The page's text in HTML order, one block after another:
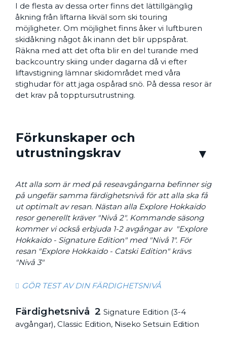
I de flesta av dessa orter finns det lättillgänglig
åkning från liftarna likväl som ski touring
möjligheter. Om möjlighet finns åker vi luftburen
skidåkning något åk inann det blir uppspårat.
Räkna med att det ofta blir en del turande med
backcountry skiing under dagarna då vi efter
liftavstigning lämnar skidområdet med våra
stighudar för att jaga ospårad snö. På dessa resor är
det krav på topptursutrustning.
Förkunskaper och
utrustningskrav
Att alla som är med på reseavgångarna befinner sig
på ungefär samma färdighetsnivå för att alla ska få
ut optimalt av resan. Nästan alla Explore Hokkaido
resor generellt kräver "Nivå 2". Kommande säsong
kommer vi också erbjuda 1-2 avgångar av "Explore
Hokkaido - Signature Edition" med "Nivå 1". För
resan "Explore Hokkaido - Catski Edition" krävs
"Nivå 3"
GÖR TEST AV DIN FÄRDIGHETSNIVÅ
Färdighetsnivå 2 Signature Edition (3-4
avgångar), Classic Edition, Niseko Setsuin Edition